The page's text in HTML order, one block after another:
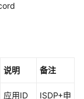
说明 备注
应用ID
ISDP+申